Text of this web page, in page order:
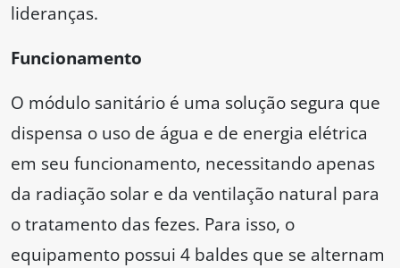
lideranças.
Funcionamento
O módulo sanitário é uma solução segura que
dispensa o uso de água e de energia elétrica
em seu funcionamento, necessitando apenas
da radiação solar e da ventilação natural para
o tratamento das fezes. Para isso, o
equipamento possui 4 baldes que se alternam